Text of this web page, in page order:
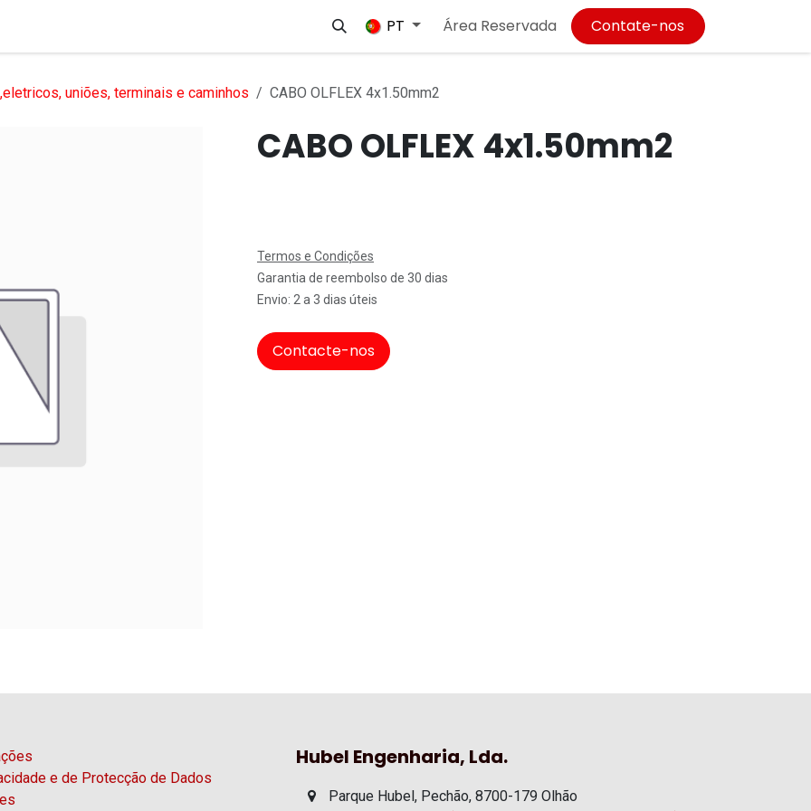
Empregos
PT Área Reservada Contate-nos
uniões, terminais e caminhos CABO OLFLEX 4x1.50mm2
CABO OLFLEX 4x1.50mm2
Termos e Condições
Garantia de reembolso de 30 dias
Envio: 2 a 3 dias úteis
Contacte-nos
Hubel Engenharia, Lda.
Parque Hubel, Pechão, 8700-179 Olhão
e de Protecção de Dados